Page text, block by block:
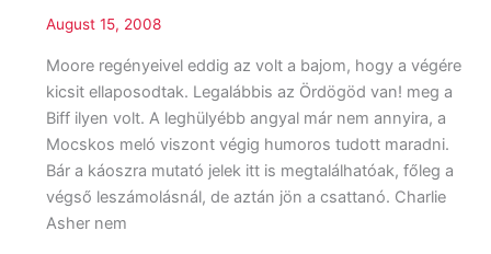
August 15, 2008
Moore regényeivel eddig az volt a bajom, hogy a végére
kicsit ellaposodtak. Legalábbis az Ördögöd van! meg a
Biff ilyen volt. A leghülyébb angyal már nem annyira, a
Mocskos meló viszont végig humoros tudott maradni.
Bár a káoszra mutató jelek itt is megtalálhatóak, főleg a
végső leszámolásnál, de aztán jön a csattanó. Charlie
Asher nem